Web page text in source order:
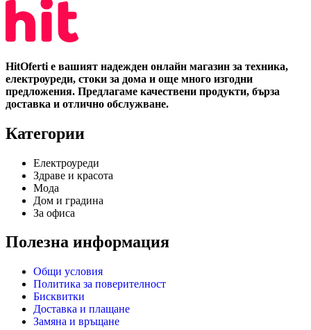
HitOferti е вашият надежден онлайн магазин за техника,
електроуреди, стоки за дома и още много изгодни
предложения. Предлагаме качествени продукти, бърза
доставка и отлично обслужване.
Категории
Електроуреди
Здраве и красота
Мода
Дом и градина
За офиса
Полезна информация
Общи условия
Политика за поверителност
Бисквитки
Доставка и плащане
Замяна и връщане